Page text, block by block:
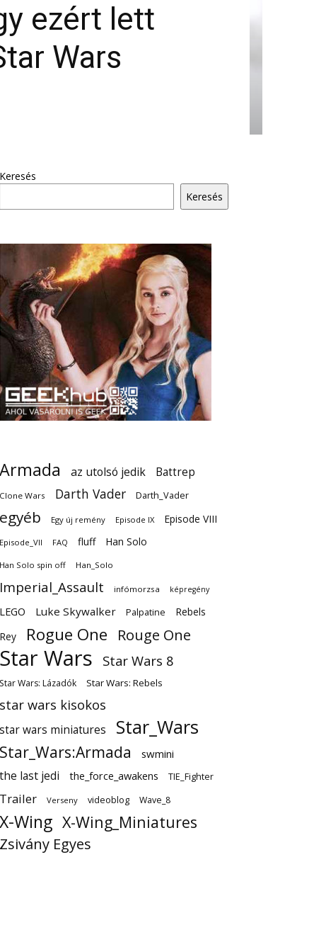
ezért lett
Wars
Keresés
Keresés
Armada az utolsó jedik Battrep
Clone Wars Darth Vader Darth_Vader
egyéb Egy új remény Episode IX Episode VIII
Episode_VII FAQ fluff Han Solo
Han Solo spin off Han_Solo
Imperial_Assault infómorzsa képregény
LEGO Luke Skywalker Palpatine
Rebels
Rey
Rogue One Rouge One
Star Wars Star Wars 8
Star Wars: Lázadók Star Wars: Rebels
star wars kisokos
star wars miniatures Star_Wars
Star_Wars:Armada swmini
the last jedi the_force_awakens TIE_Fighter
Trailer Verseny videoblog Wave_8
X-Wing X-Wing_Miniatures
Zsivány Egyes